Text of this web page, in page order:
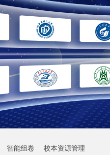
智能组卷 校本资源管理